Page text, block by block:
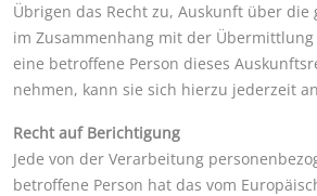
Übrigen das Recht zu, Auskunft über die
im Zusammenhang mit der
eine betroffene Person dieses
nehmen, kann sie sich hierzu jederzeit
Recht auf Berichtigung
Jede von der Verarbeitung
betroffene Person hat das vom